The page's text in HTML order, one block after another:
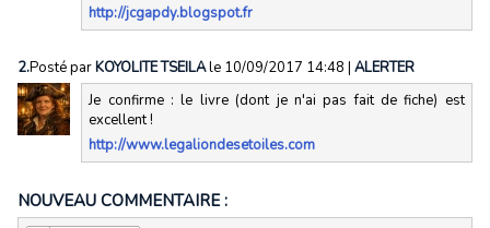
http://jcgapdy.blogspot.fr
2.Posté parKOYOLITE TSEILAle 10/09/2017 14:48 | ALERTER
Je confirme : le livre (dont je n'ai pas fait de fiche) est
excellent !
http://www.legaliondesetoiles.com
NOUVEAU COMMENTAIRE :